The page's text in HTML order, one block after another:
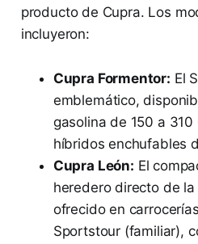
producto de Cupra. Los
incluyeron:
Cupra Formentor: El
emblemático,
gasolina de 150 a
híbridos enchufables
Cupra León: El
heredero directo de
ofrecido en
Sportstour (familiar),